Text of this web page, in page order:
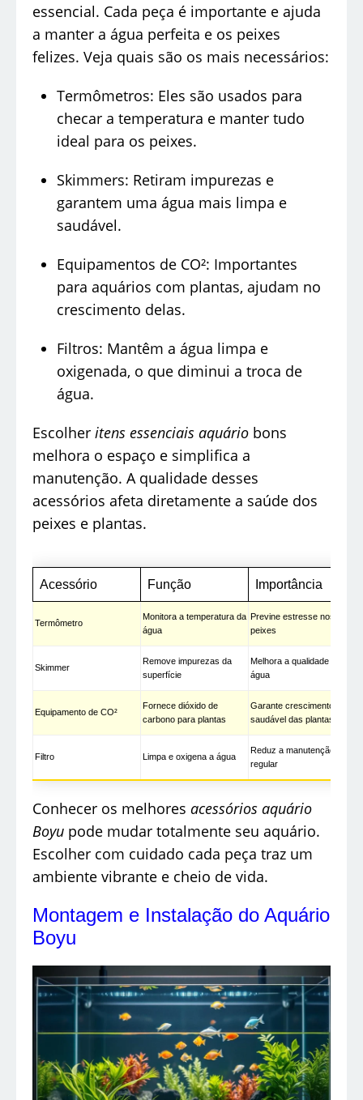
essencial. Cada peça é importante e ajuda
a manter a água perfeita e os peixes
felizes. Veja quais são os mais necessários:
Termômetros: Eles são usados para
checar a temperatura e manter tudo
ideal para os peixes.
Skimmers: Retiram impurezas e
garantem uma água mais limpa e
saudável.
Equipamentos de CO²: Importantes
para aquários com plantas, ajudam no
crescimento delas.
Filtros: Mantêm a água limpa e
oxigenada, o que diminui a troca de
água.
Escolher itens essenciais aquário bons
melhora o espaço e simplifica a
manutenção. A qualidade desses
acessórios afeta diretamente a saúde dos
peixes e plantas.
Acessório Função Importância
Termômetro
Monitora a temperatura da
água
Previne estresse nos
peixes
Skimmer
Remove impurezas da
superfície
Melhora a qualidade da
água
Equipamento de CO²
Fornece dióxido de
carbono para plantas
Garante crescimento
saudável das plantas
Filtro Limpa e oxigena a água
Reduz a manutenção
regular
Conhecer os melhores acessórios aquário
Boyu pode mudar totalmente seu aquário.
Escolher com cuidado cada peça traz um
ambiente vibrante e cheio de vida.
Montagem e Instalação do Aquário
Boyu